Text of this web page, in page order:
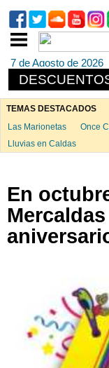
7 de Agosto de 2026
TEMAS DESTACADOS
Las Marionetas
Once
Lluvias en Caldas
En